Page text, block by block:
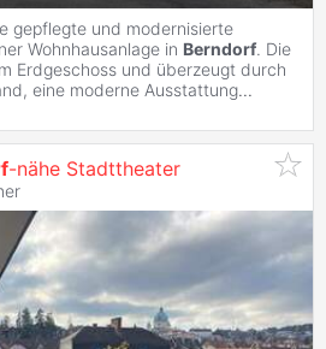
gepflegte und modernisierte
Wohnhausanlage in Berndorf. Die
Erdgeschoss und überzeugt durch
eine moderne Ausstattung...
-nähe Stadttheater